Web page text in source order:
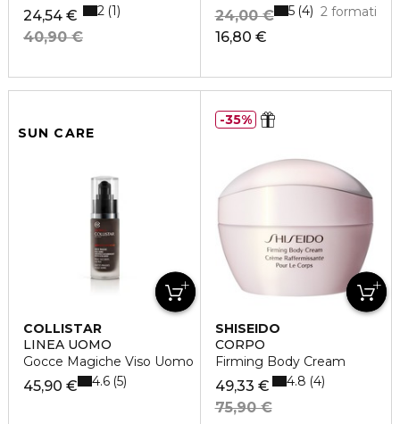
24,54 €
40,90 €
2 1
16,80 €
24,00 € 2 formati
5 4
SUN CARE
COLLISTAR
LINEA UOMO
Gocce Magiche Viso Uomo
45,90 € 4.6 5
SHISEIDO
CORPO
Firming Body Cream
49,33 €
75,90 €
4.8 4
35%